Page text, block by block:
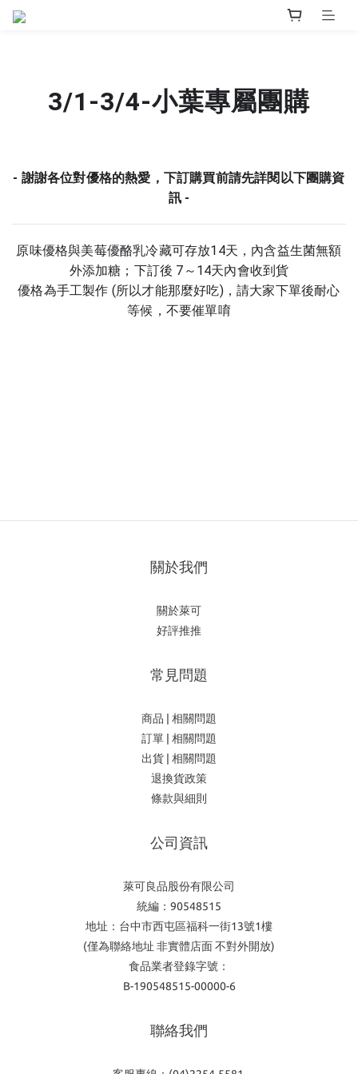
3/1-3/4-小葉專屬團購
- 謝謝各位對優格的熱愛，下訂購買前請先詳閱以下團購資
訊 -
原味優格與美莓優酪乳冷藏可存放14天，內含益生菌無額
外添加糖； 下訂後 7～14天內會收到貨
優格為手工製作 (所以才能那麼好吃)，請大家下單後耐心
等候，不要催單唷
關於我們
關於萊可
好評推推
常見問題
商品 | 相關問題
訂單 | 相關問題
出貨 | 相關問題
退換貨政策
條款與細則
公司資訊
萊可良品股份有限公司
統編：90548515
地址：台中市西屯區福科一街13號1樓
(僅為聯絡地址 非實體店面 不對外開放)
食品業者登錄字號：
B-190548515-00000-6
聯絡我們